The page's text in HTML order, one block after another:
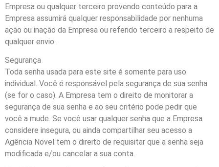
Empresa ou qualquer terceiro provendo conteúdo para a
Empresa assumirá qualquer responsabilidade por nenhuma
ação ou inação da Empresa ou referido terceiro a respeito de
qualquer envio.
Segurança
Toda senha usada para este site é somente para uso
individual. Você é responsável pela segurança de sua senha
(se for o caso). A Empresa tem o direito de monitorar a
segurança de sua senha e ao seu critério pode pedir que
você a mude. Se você usar qualquer senha que a Empresa
considere insegura, ou ainda compartilhar seu acesso a
Agência Novel tem o direito de requisitar que a senha seja
modificada e/ou cancelar a sua conta.